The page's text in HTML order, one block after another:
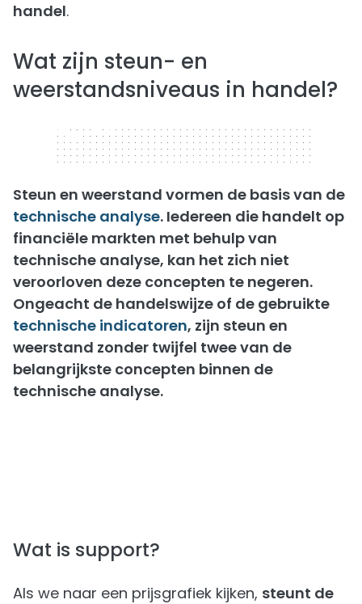
handel.
Wat zijn steun- en
weerstandsniveaus in handel?
320 x 50
Steun en weerstand vormen de basis van de
technische analyse. Iedereen die handelt op
financiële markten met behulp van
technische analyse, kan het zich niet
veroorloven deze concepten te negeren.
Ongeacht de handelswijze of de gebruikte
technische indicatoren, zijn steun en
weerstand zonder twijfel twee van de
belangrijkste concepten binnen de
technische analyse.
Wat is support?
Als we naar een prijsgrafiek kijken, steunt de